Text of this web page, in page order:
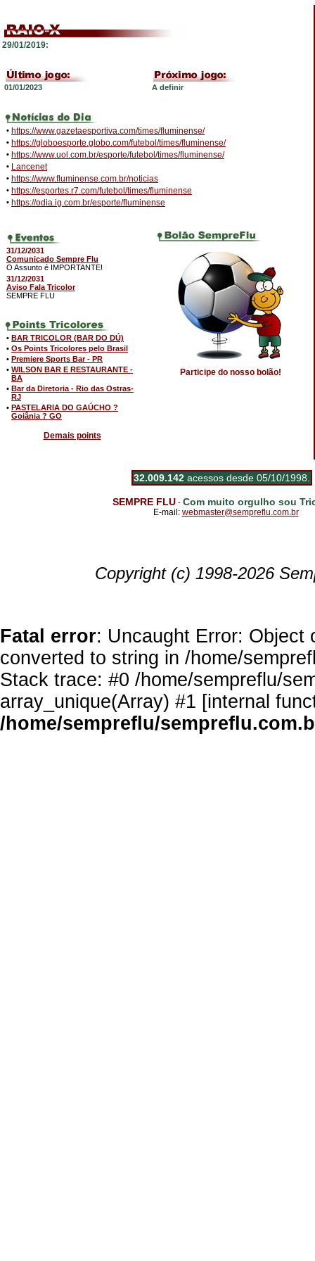
29/01/2019:
01/01/2023 A definir
• https://www.gazetaesportiva.com/times/fluminense/
• https://globoesporte.globo.com/futebol/times/fluminense/
• https://www.uol.com.br/esporte/futebol/times/fluminense/
• Lancenet
• https://www.fluminense.com.br/noticias
• https://esportes.r7.com/futebol/times/fluminense
• https://odia.ig.com.br/esporte/fluminense
31/12/2031
Comunicado Sempre Flu
O Assunto é IMPORTANTE!
31/12/2031
Aviso Fala Tricolor
SEMPRE FLU
• BAR TRICOLOR (BAR DO DÚ)
• Os Points Tricolores pelo Brasil
• Premiere Sports Bar - PR
• WILSON BAR E RESTAURANTE -
BA
• Bar da Diretoria - Rio das Ostras-
RJ
• PASTELARIA DO GAÚCHO ?
Goiânia ? GO
Demais points
Participe do nosso bolão!
32.009.142 acessos desde 05/10/1998.
SEMPRE FLU- Com muito orgulho sou
E-mail: webmaster@sempreflu.com.br
Copyright (c) 1998-2026
Fatal error: Uncaught Error: Object
converted to string in /home/
Stack trace: #0 /home/sempreflu/
array_unique(Array) #1 [internal
/home/sempreflu/